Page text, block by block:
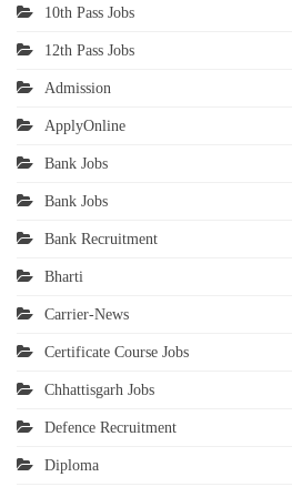
10th Pass Jobs
12th Pass Jobs
Admission
ApplyOnline
Bank Jobs
Bank Jobs
Bank Recruitment
Bharti
Carrier-News
Certificate Course Jobs
Chhattisgarh Jobs
Defence Recruitment
Diploma